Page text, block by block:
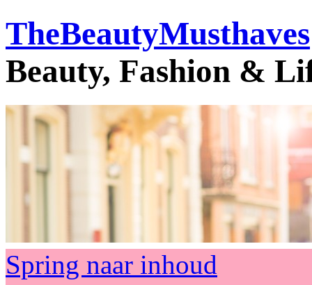
TheBeautyMusthaves
Beauty, Fashion &
Spring naar inhoud